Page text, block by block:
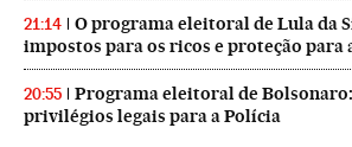
21:14
O programa eleitoral de Lula da
impostos para os ricos e proteção para
20:55
Programa eleitoral de
privilégios legais para a Polícia